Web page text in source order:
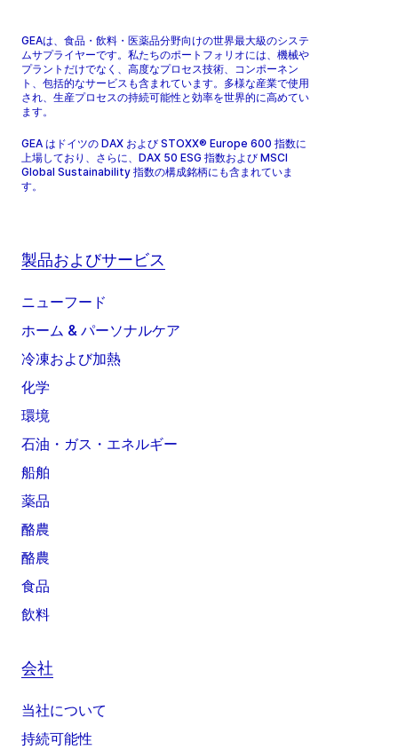
GEAは、食品・飲料・医薬品分野向けの世界最大級のシステ
ムサプライヤーです。私たちのポートフォリオには、機械や
プラントだけでなく、高度なプロセス技術、コンポーネン
ト、包括的なサービスも含まれています。多様な産業で使用
され、生産プロセスの持続可能性と効率を世界的に高めてい
ます。
GEA はドイツの DAX および STOXX® Europe 600 指数に
上場しており、さらに、DAX 50 ESG 指数および MSCI
Global Sustainability 指数の構成銘柄にも含まれていま
す。
製品およびサービス
ニューフード
ホーム & パーソナルケア
冷凍および加熱
化学
環境
石油・ガス・エネルギー
船舶
薬品
酪農
酪農
食品
飲料
会社
当社について
持続可能性